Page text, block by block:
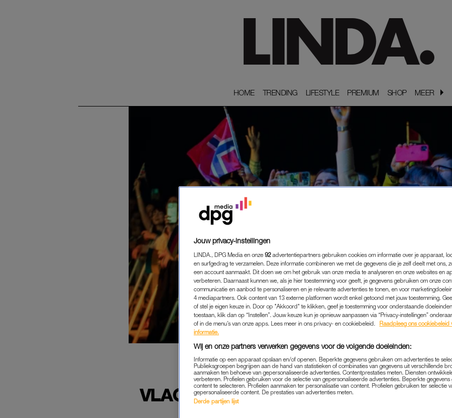
HOME
HOME TRENDING
TRENDING LIFESTYLE
LIFESTYLE PREMIUM
PREMIUM SHOP
SHOP MEER
MEER
AVROTROS MAAKT BEZWAAR
VLAGGENREGEL EBU: 'PRIDEVLAG
MEDIA|GOEIE ACTIE
Jouw privacy-instellingen
LINDA., DPG Media en onze 92 advertentiepartners gebruiken cookies om informatie over je apparaat,
en surfgedrag te verzamelen. Deze informatie combineren we met de gegevens die je zelf deelt met ons,
een account aanmaakt. Dit doen we om het gebruik van onze media te analyseren en onze websites en
verbeteren. Daarnaast kunnen we, als je hier toestemming voor geeft, je gegevens gebruiken om onze
communicatie en aanbod te personaliseren en je relevante advertenties te tonen, en voor
4 mediapartners. Ook content van 13 externe platformen wordt enkel getoond met jouw toestemming.
of stel je eigen keuze in. Door op "Akkoord" te klikken, geef je toestemming voor onderstaande
toestaan, klik dan op “Instellen”. Jouw keuze kun je opnieuw aanpassen via “Privacy-instellingen”
of in de menu’s van onze apps. Lees meer in ons privacy- en cookiebeleid.
Raadpleeg ons cookiebeleid
informatie.
Wij en onze partners verwerken gegevens voor de volgende doeleinden:
Informatie op een apparaat opslaan en/of openen. Beperkte gegevens gebruiken om advertenties te
Publieksgroepen begrijpen aan de hand van statistieken of combinaties van gegevens uit verschillende
aanmaken ten behoeve van gepersonaliseerde advertenties. Contentprestaties meten. Diensten
verbeteren. Profielen gebruiken voor de selectie van gepersonaliseerde advertenties. Beperkte
content te selecteren. Profielen aanmaken ter personalisatie van content. Profielen gebruiken ter selectie
gepersonaliseerde content. De prestaties van advertenties meten.
Derde partijen lijst